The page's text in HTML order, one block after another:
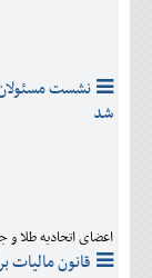
نشست مسئولان
شد
اعضای اتحادیه طلا و
قانون مالیات